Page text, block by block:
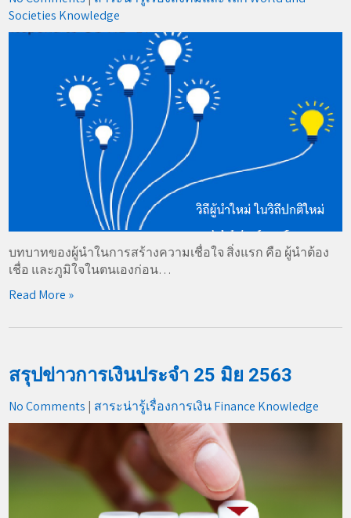
Societies Knowledge
บทบาทของผู้นำในการสร้างความเชื่อใจ สิ่งแรก คือ ผู้นำต้อง
เชื่อ และภูมิใจในตนเองก่อน…
Read More »
สรุปข่าวการเงินประจำ 25 มิย 2563
No Comments | สาระน่ารู้เรื่องการเงิน Finance Knowledge